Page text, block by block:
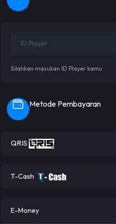
Silahkan masukan ID Player kamu
Metode Pembayaran
QRIS
T-Cash
E-Money